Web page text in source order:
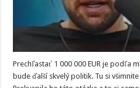
Prechľastať 1 000 000 EUR je podľa
bude ďalší skvelý politik. Tu si